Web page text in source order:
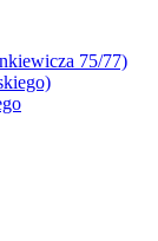
75/77)